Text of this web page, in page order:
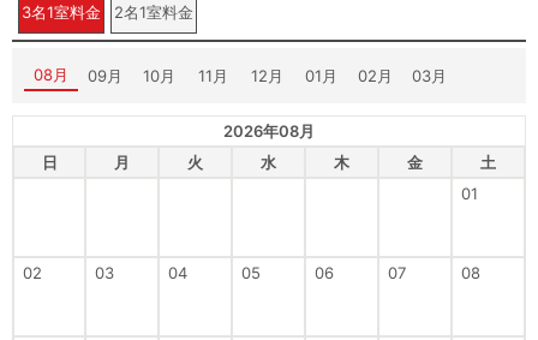
3名1室料金 2名1室料金
08月 09月 10月 11月 12月 01月 02月 03月
2026年08月
日
月 火 水 木 金
土
01
02 03 04 05 06 07 08